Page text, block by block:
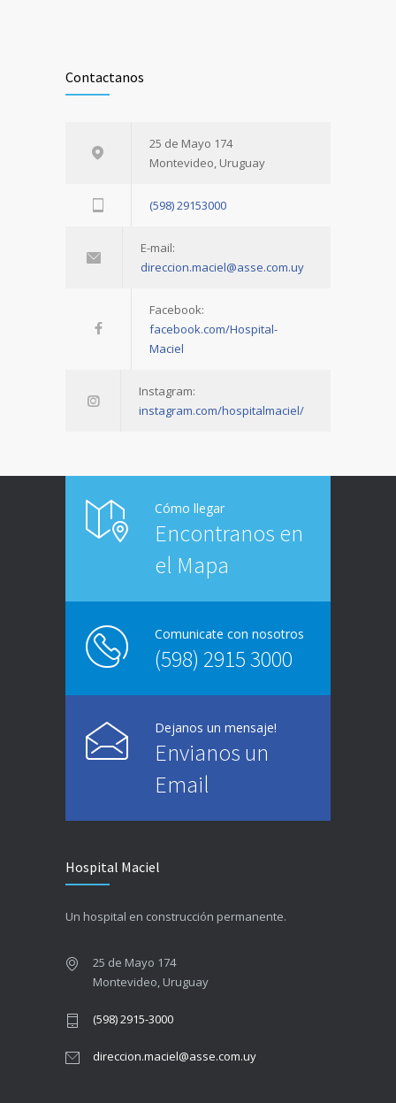
Contactanos
25 de Mayo 174
Montevideo, Uruguay
(598) 29153000
E-mail:
direccion.maciel@asse.com.uy
Facebook:
facebook.com/Hospital-
Maciel
Instagram:
instagram.com/hospitalmaciel/
Cómo llegar
Encontranos en
el Mapa
Comunicate con nosotros
(598) 2915 3000
Dejanos un mensaje!
Envianos un
Email
Hospital Maciel
Un hospital en construcción permanente.
25 de Mayo 174
Montevideo, Uruguay
(598) 2915-3000
direccion.maciel@asse.com.uy